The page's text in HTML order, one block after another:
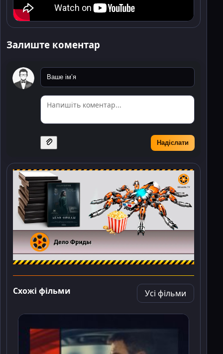
Залиште коментар
Надіслати
Схожі фільми Усі фільми